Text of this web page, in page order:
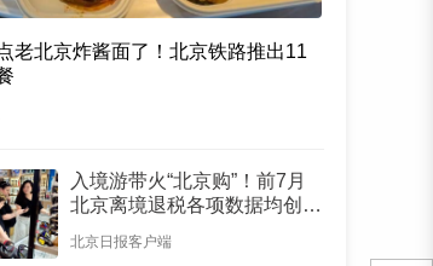
老北京炸酱面了！北京铁路推出11
入境游带火“北京购”！前7月
北京离境退税各项数据均创新
北京日报客户端